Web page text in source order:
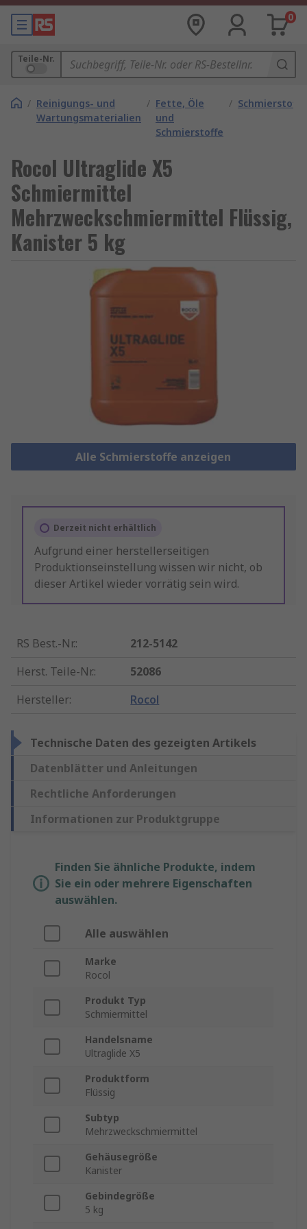
0
Teile-Nr.
/ Reinigungs- und
Wartungsmaterialien
/ Fette, Öle
und
Schmierstoffe
/ Schmierstoffe
Rocol Ultraglide X5
Schmiermittel
Mehrzweckschmiermittel Flüssig,
Kanister 5 kg
Alle Schmierstoffe anzeigen
Derzeit nicht erhältlich
Aufgrund einer herstellerseitigen
Produktionseinstellung wissen wir nicht, ob
dieser Artikel wieder vorrätig sein wird.
RS Best.-Nr.:
212-5142
Herst. Teile-Nr.:
52086
Hersteller: Rocol
Technische Daten des gezeigten Artikels
Datenblätter und Anleitungen
Rechtliche Anforderungen
Informationen zur Produktgruppe
Finden Sie ähnliche Produkte, indem
Sie ein oder mehrere Eigenschaften
auswählen.
Alle auswählen
Marke
Rocol
Produkt Typ
Schmiermittel
Handelsname
Ultraglide X5
Produktform
Flüssig
Subtyp
Mehrzweckschmiermittel
Gehäusegröße
Kanister
Gebindegröße
5 kg